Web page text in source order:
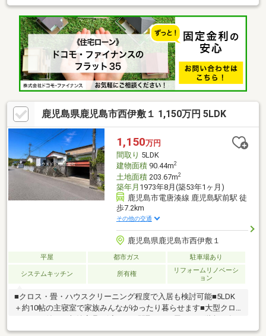
朝の送り出しも安心して見守れます。さらに、市立の中高一貫校
も近くにあるため、幼少期から高校まで一貫して通いやすい教育
環境が整っている点も魅力です♪保育園や幼稚園も周辺に点在し、
子育てのステージが変わっても長く快適に暮らせるロケーション
になっています。しっかり4LDKの間取りで、家族の成長に合わせ
やすい住まい1階と2階のどちらにも居室が配置され、使い方の自
由度が高いのが魅力。
鹿児島県鹿児島市西伊敷１ 1,150万円 5LDK
1,150万円
間取り 5LDK
建物面積90.44m2
土地面積203.67m2
築年月 1973年8月(築53年1ヶ月)
鹿児島市電唐湊線 鹿児島駅前駅 徒
歩7.2km
その他の交通
鹿児島県鹿児島市西伊敷１
平屋 都市ガス 駐車場あり
システムキッチン 所有権
リフォームリノベーシ
ョン
■クロス・畳・ハウスクリーニング程度で入居も検討可能■5LDK
＋約10帖の主寝室で家族みんながゆったり暮らせます■大型クロ
担がなく将来も安心■61坪のゆとりある敷地でお庭も楽しめます■